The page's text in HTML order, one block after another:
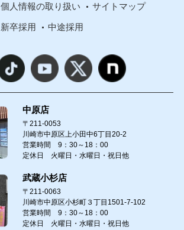
個人情報の取り扱い サイトマップ
新卒採用 中途採用
中原店
〒211-0053
川崎市中原区上小田中6丁目20-2
営業時間 9：30～18：00
定休日 火曜日・水曜日・祝日他
武蔵小杉店
〒211-0063
川崎市中原区小杉町３丁目1501-7-102
営業時間 9：30～18：00
定休日 火曜日・水曜日・祝日他